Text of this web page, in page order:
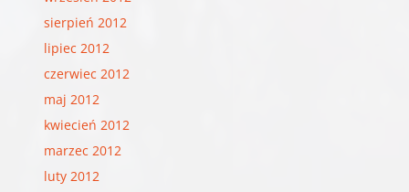
sierpień 2012
lipiec 2012
czerwiec 2012
maj 2012
kwiecień 2012
marzec 2012
luty 2012